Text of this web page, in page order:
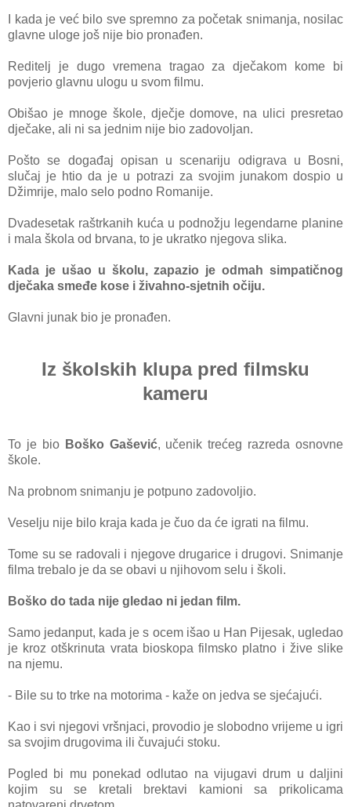
I kada je već bilo sve spremno za početak snimanja, nosilac
glavne uloge još nije bio pronađen.
Reditelj je dugo vremena tragao za dječakom kome bi
povjerio glavnu ulogu u svom filmu.
Obišao je mnoge škole, dječje domove, na ulici presretao
dječake, ali ni sa jednim nije bio zadovoljan.
Pošto se događaj opisan u scenariju odigrava u Bosni,
slučaj je htio da je u potrazi za svojim junakom dospio u
Džimrije, malo selo podno Romanije.
Dvadesetak raštrkanih kuća u podnožju legendarne planine
i mala škola od brvana, to je ukratko njegova slika.
Kada je ušao u školu, zapazio je odmah simpatičnog
dječaka smeđe kose i živahno-sjetnih očiju.
Glavni junak bio je pronađen.
Iz školskih klupa pred filmsku
kameru
To je bio Boško Gašević, učenik trećeg razreda osnovne
škole.
Na probnom snimanju je potpuno zadovoljio.
Veselju nije bilo kraja kada je čuo da će igrati na filmu.
Tome su se radovali i njegove drugarice i drugovi. Snimanje
filma trebalo je da se obavi u njihovom selu i školi.
Boško do tada nije gledao ni jedan film.
Samo jedanput, kada je s ocem išao u Han Pijesak, ugledao
je kroz otškrinuta vrata bioskopa filmsko platno i žive slike
na njemu.
- Bile su to trke na motorima - kaže on jedva se sjećajući.
Kao i svi njegovi vršnjaci, provodio je slobodno vrijeme u igri
sa svojim drugovima ili čuvajući stoku.
Pogled bi mu ponekad odlutao na vijugavi drum u daljini
kojim su se kretali brektavi kamioni sa prikolicama